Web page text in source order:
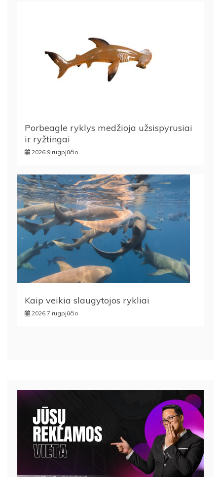
Porbeagle ryklys medžioja užsispyrusiai
ir ryžtingai
2026 9 rugpjūčio
Kaip veikia slaugytojos rykliai
2026 7 rugpjūčio